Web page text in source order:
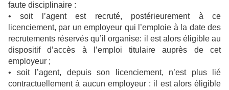
faute disciplinaire :
• soit l’agent est recruté, postérieurement à ce
licenciement, par un employeur qui l’emploie à la date des
recrutements réservés qu’il organise: il est alors éligible au
dispositif d’accès à l’emploi titulaire auprès de cet
employeur ;
• soit l’agent, depuis son licenciement, n’est plus lié
contractuellement à aucun employeur : il est alors éligible